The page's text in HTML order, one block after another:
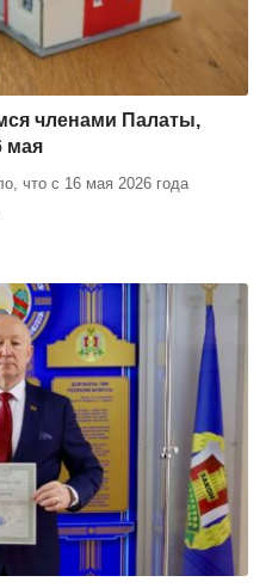
членами Палаты,
мая
что с 16 мая 2026 года